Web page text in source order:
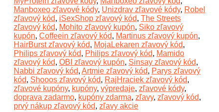
Manboxeo zľavové kódy, Unizdrav zľavové kódy, Robel
zľavový kód, iSexShop zľavový kód, The Streets
zľavový kód, Mohito zľavový kupón, Siko zľavový
kupón, Coffeein zľavový kód, Martinus zľavový kupón,
HairBurst zľavový kód, MojaLekaren zľavový kód,
Philips zľavový kód, Philips zľavový kód, Mamido
zľavový kód, OBI zľavový kupón, Sinsay zľavový kód,
Nabbi zľavový kód, Artmie zľavový kód, Parys zľavový
kód, Shooos zľavový kód, RajHraciek zľavový kód,
zľavové kupóny, kupóny, výpredaje, zľavové kódy,
doprava zadarmo, kupóny zdarma, zľavy, zľavový kód,
prvý nákup zľavový kód, zľavy akcie